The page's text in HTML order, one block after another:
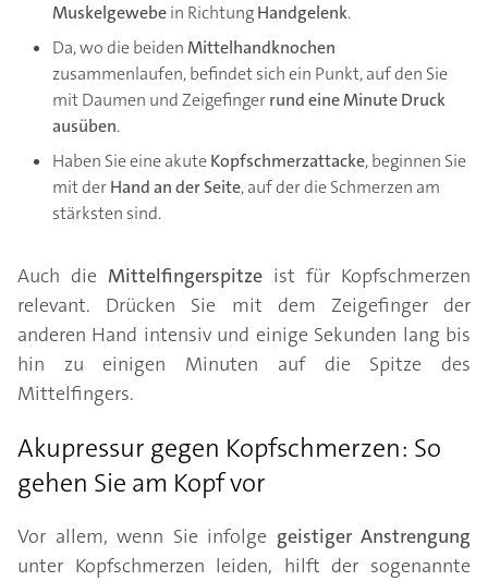
Muskelgewebein RichtungHandgelenk.
Da, wo die beidenMittelhandknochen
zusammenlaufen, befindet sich ein Punkt, auf den Sie
mit Daumen und Zeigefingerrund eine Minute Druck
ausüben.
Haben Sie eine akuteKopfschmerzattacke, beginnen Sie
mit derHand an der Seite, auf der die Schmerzen am
stärksten sind.
Auch die Mittelfingerspitze ist für Kopfschmerzen
relevant. Drücken Sie mit dem Zeigefinger der
anderen Hand intensiv und einige Sekunden lang bis
hin zu einigen Minuten auf die Spitze des
Mittelfingers.
Akupressur gegen Kopfschmerzen: So
gehen Sie am Kopf vor
Vor allem, wenn Sie infolge geistiger Anstrengung
unter Kopfschmerzen leiden, hilft der sogenannte